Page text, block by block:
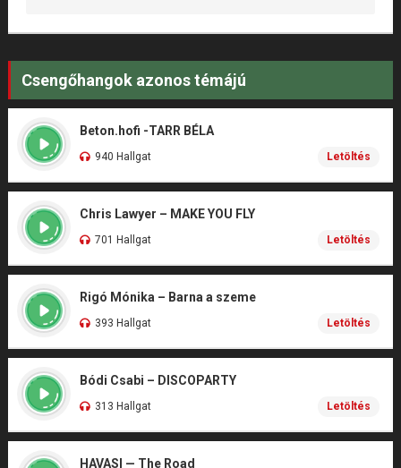
Csengőhangok azonos témájú
Beton.hofi -TARR BÉLA
940 Hallgat Letöltés
Chris Lawyer – MAKE YOU FLY
701 Hallgat Letöltés
Rigó Mónika – Barna a szeme
393 Hallgat Letöltés
Bódi Csabi – DISCOPARTY
313 Hallgat Letöltés
HAVASI — The Road